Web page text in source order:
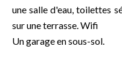
une salle d'eau, toilettes
sur une terrasse. Wifi
Un garage en sous-sol.